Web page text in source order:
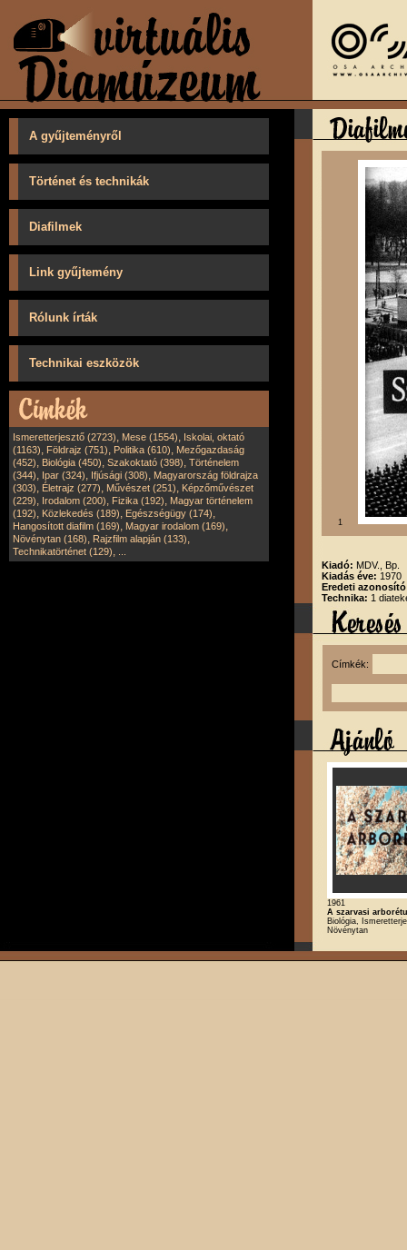
A gyűjteményről
Történet és technikák
Diafilmek
Link gyűjtemény
Rólunk írták
Technikai eszközök
Ismeretterjesztő (2723), Mese (1554), Iskolai, oktató
(1163), Földrajz (751), Politika (610), Mezőgazdaság
(452), Biológia (450), Szakoktató (398), Történelem
(344), Ipar (324), Ifjúsági (308), Magyarország földrajza
(303), Életrajz (277), Művészet (251), Képzőművészet
(229), Irodalom (200), Fizika (192), Magyar történelem
(192), Közlekedés (189), Egészségügy (174),
Hangosított diafilm (169), Magyar irodalom (169),
Növénytan (168), Rajzfilm alapján (133),
Technikatörténet (129),
1
Kiadó: MDV., Bp.
Kiadás éve: 1970
Eredeti
Technika: 1
Címkék:
1961
A szarvasi
Biológia,
Növénytan